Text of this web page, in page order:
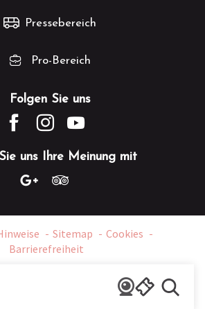
Folgen Sie uns
uns Ihre Meinung mit
Pressebereich
Pro-Bereich
Sitemap
Cookies
Barrierefreiheit